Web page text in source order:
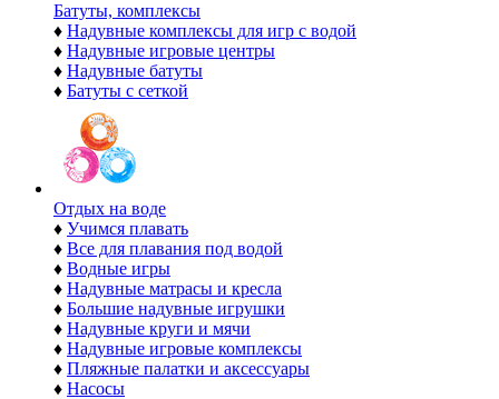
Батуты, комплексы
♦ Надувные комплексы для игр с водой
♦ Надувные игровые центры
♦ Надувные батуты
♦ Батуты с сеткой
Отдых на воде
♦ Учимся плавать
♦ Все для плавания под водой
♦ Водные игры
♦ Надувные матрасы и кресла
♦ Большие надувные игрушки
♦ Надувные круги и мячи
♦ Надувные игровые комплексы
♦ Пляжные палатки и аксессуары
♦ Насосы